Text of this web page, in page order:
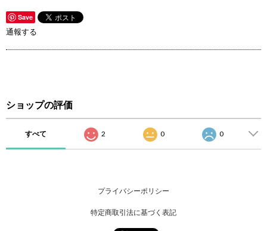
Save
通報する
ショップの評価
すべて 2 0 0
プライバシーポリシー
特定商取引法に基づく表記